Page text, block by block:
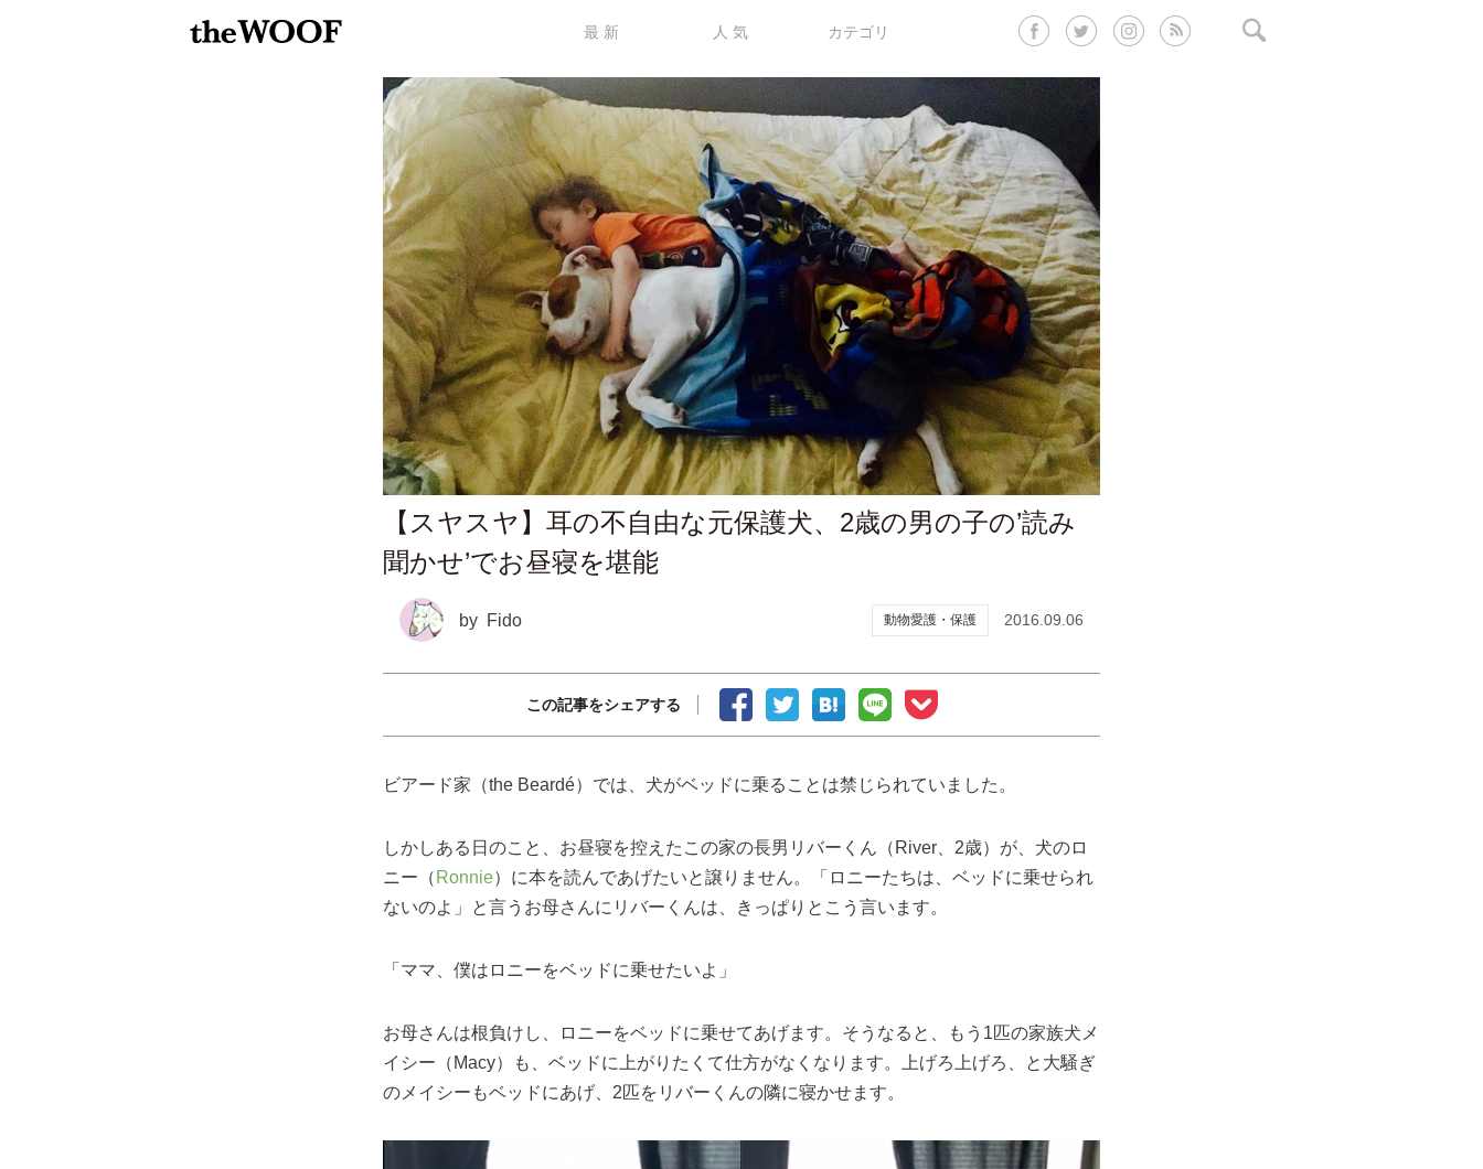
最 新 人 気 カテゴリ
【スヤスヤ】耳の不自由な元保護犬、2歳の男の子の’読み
聞かせ’でお昼寝を堪能
by Fido 動物愛護・保護 2016.09.06
この記事をシェアする
ビアード家（the Beardé）では、犬がベッドに乗ることは禁じられていました。
しかしある日のこと、お昼寝を控えたこの家の長男リバーくん（River、2歳）が、犬のロ
ニー（ Ronnie）に本を読んであげたいと譲りません。「ロニーたちは、ベッドに乗せられ
ないのよ」と言うお母さんにリバーくんは、きっぱりとこう言います。
「ママ、僕はロニーをベッドに乗せたいよ」
お母さんは根負けし、ロニーをベッドに乗せてあげます。そうなると、もう1匹の家族犬メ
イシー（Macy）も、ベッドに上がりたくて仕方がなくなります。上げろ上げろ、と大騒ぎ
のメイシーもベッドにあげ、2匹をリバーくんの隣に寝かせます。